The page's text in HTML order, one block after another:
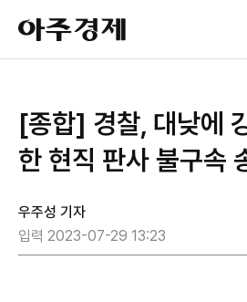
아
주
경
[종합] 경찰, 대낮에
한 현직 판사 불구속
우주성 기자
입력 2023-07-29 13:23